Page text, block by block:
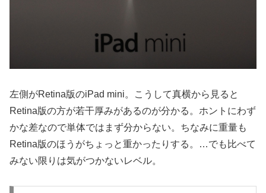
左側がRetina版のiPad mini。こうして真横から見ると
Retina版の方が若干厚みがあるのが分かる。ホントにわず
かな差なので単体ではまず分からない。ちなみに重量も
Retina版のほうがちょっと重かったりする。…でも比べて
みない限りは気がつかないレベル。